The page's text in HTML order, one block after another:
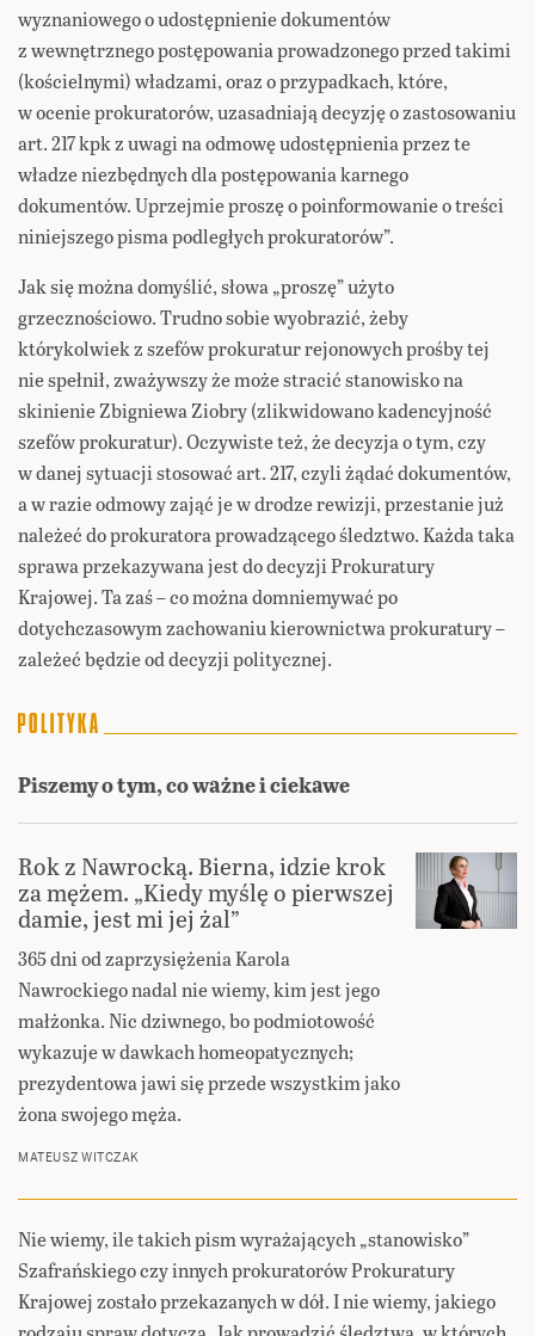
wyznaniowego o udostępnienie dokumentów
z wewnętrznego postępowania prowadzonego przed takimi
(kościelnymi) władzami, oraz o przypadkach, które,
w ocenie prokuratorów, uzasadniają decyzję o zastosowaniu
art. 217 kpk z uwagi na odmowę udostępnienia przez te
władze niezbędnych dla postępowania karnego
dokumentów. Uprzejmie proszę o poinformowanie o treści
niniejszego pisma podległych prokuratorów”.
Jak się można domyślić, słowa „proszę” użyto
grzecznościowo. Trudno sobie wyobrazić, żeby
którykolwiek z szefów prokuratur rejonowych prośby tej
nie spełnił, zważywszy że może stracić stanowisko na
skinienie Zbigniewa Ziobry (zlikwidowano kadencyjność
szefów prokuratur). Oczywiste też, że decyzja o tym, czy
w danej sytuacji stosować art. 217, czyli żądać dokumentów,
a w razie odmowy zająć je w drodze rewizji, przestanie już
należeć do prokuratora prowadzącego śledztwo. Każda taka
sprawa przekazywana jest do decyzji Prokuratury
Krajowej. Ta zaś – co można domniemywać po
dotychczasowym zachowaniu kierownictwa prokuratury –
zależeć będzie od decyzji politycznej.
Piszemy o tym, co ważne i ciekawe
Rok z Nawrocką. Bierna, idzie krok
za mężem. „Kiedy myślę o pierwszej
damie, jest mi jej żal”
365 dni od zaprzysiężenia Karola
Nawrockiego nadal nie wiemy, kim jest jego
małżonka. Nic dziwnego, bo podmiotowość
wykazuje w dawkach homeopatycznych;
prezydentowa jawi się przede wszystkim jako
żona swojego męża.
MATEUSZ WITCZAK
Nie wiemy, ile takich pism wyrażających „stanowisko”
Szafrańskiego czy innych prokuratorów Prokuratury
Krajowej zostało przekazanych w dół. I nie wiemy, jakiego